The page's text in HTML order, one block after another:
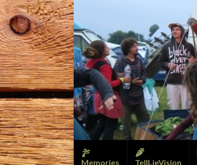
Memories TellLieVision